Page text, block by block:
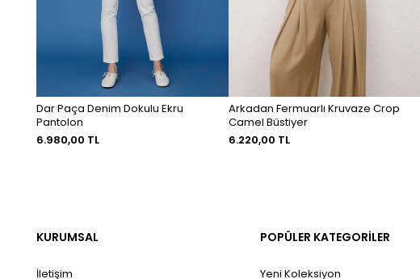
Dar Paça Denim Dokulu Ekru
Pantolon
6.980,00 TL
Arkadan Fermuarlı Kruvaze Crop
Camel Büstiyer
6.220,00 TL
KURUMSAL
İletişim
POPÜLER KATEGORİLER
Yeni Koleksiyon